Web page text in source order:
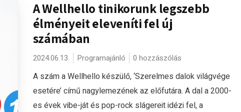
A Wellhello tinikorunk legszebb
élményeit eleveníti fel új
számában
2024.06.13. Programajánló 0 hozzászólás
A szám a Wellhello készülő, ‘Szerelmes dalok világvége
esetére’ című nagylemezének az előfutára. A dal a 2000-
es évek vibe-ját és pop-rock slágereit idézi fel, a